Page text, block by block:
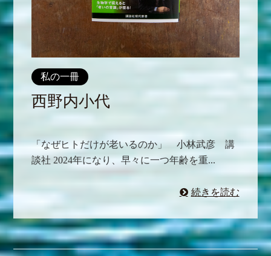
私の一冊
西野内小代
「なぜヒトだけが老いるのか」 小林武彦 講
談社 2024年になり、早々に一つ年齢を重...
続きを読む